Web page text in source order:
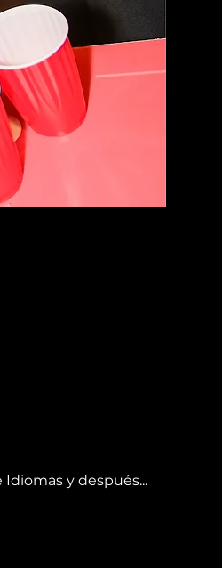
y después...